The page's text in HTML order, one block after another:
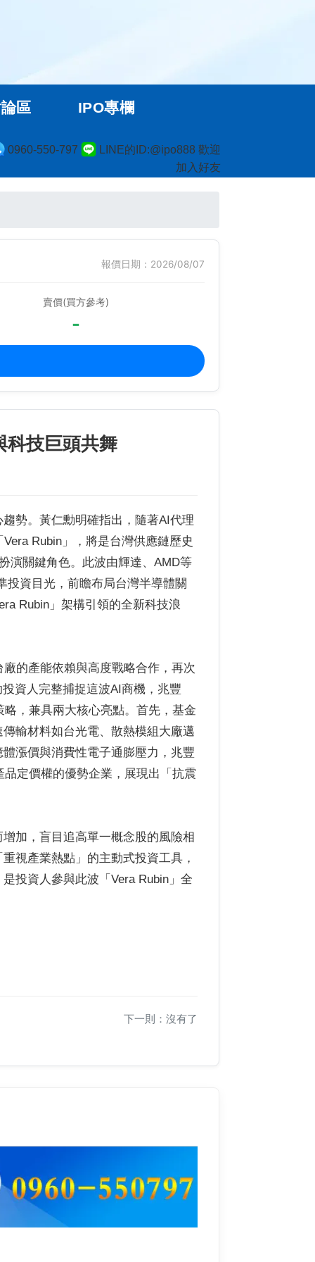
0960-550-797
LINE的ID:@ipo888 歡迎
加入好友
區 IPO專欄
報價日期：2026/08/07
賣價(買方參考)
-
科技巨頭共舞
勢。黃仁勳明確指出，隨著AI代理
Rubin」，將是台灣供應鏈歷史
演關鍵角色。此波由輝達、AMD等
投資目光，前瞻布局台灣半導體關
Rubin」架構引領的全新科技浪
的產能依賴與高度戰略合作，再次
資人完整捕捉這波AI商機，兆豐
，兼具兩大核心亮點。首先，基金
輸材料如台光電、散熱模組大廠邁
漲價與消費性電子通膨壓力，兆豐
定價權的優勢企業，展現出「抗震
加，盲目追高單一概念股的風險相
視產業熱點」的主動式投資工具，
投資人參與此波「Vera Rubin」全
下一則：沒有了